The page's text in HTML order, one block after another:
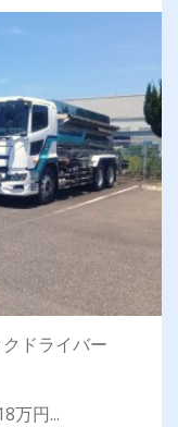
ドライバー
万円...